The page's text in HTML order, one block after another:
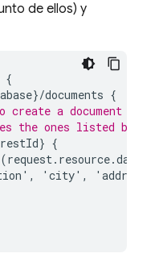
de ellos) y
{
}/documents {
a document
the ones listed below.
restId} {
(request. resource.data
' , ' city' , ' address